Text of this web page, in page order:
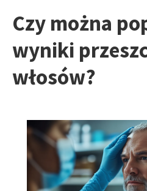
Czy można
wyniki
włosów?